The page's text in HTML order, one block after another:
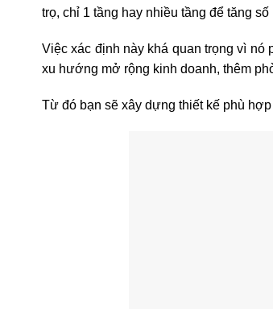
trọ, chỉ 1 tầng hay nhiều tầng để tăng
Việc xác định này khá quan trọng vì
xu hướng mở rộng kinh doanh, thêm
Từ đó bạn sẽ xây dựng thiết kế phù